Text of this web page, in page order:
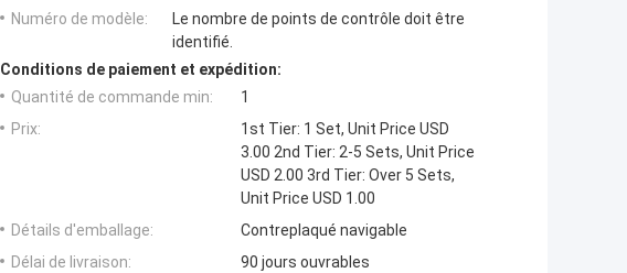
Numéro de modèle:
Le nombre de points de contrôle doit être
identifié.
Conditions de paiement et expédition:
Quantité de commande min:
1
Prix:
1st Tier: 1 Set, Unit Price USD
3.00 2nd Tier: 2-5 Sets, Unit Price
USD 2.00 3rd Tier: Over 5 Sets,
Unit Price USD 1.00
Détails d'emballage:
Contreplaqué navigable
Délai de livraison:
90 jours ouvrables